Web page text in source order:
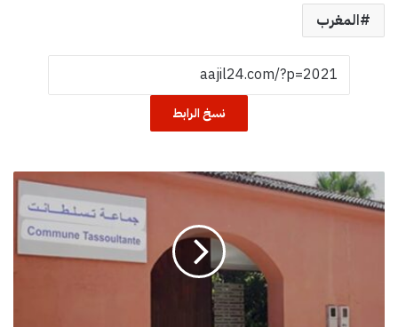
المغرب
نسخ الرابط
س
ر